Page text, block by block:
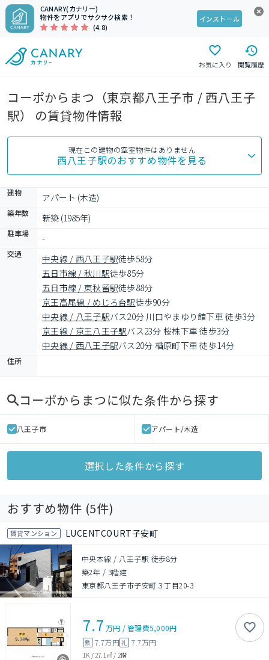
CANARY(カナリー)
物件をアプリでサクサク検索！
(4.8)
インストール
お気に入り 閲覧履歴
コーポからまつ（東京都八王子市 / 西八王子
駅） の賃貸物件情報
現在この建物の空室物件はありません
西八王子駅のおすすめ物件を見る
建物 アパート (木造)
築年数 新築 (1985年)
駐車場 -
交通 中央線 / 西八王子駅徒歩58分
五日市線 / 秋川駅徒歩85分
五日市線 / 東秋留駅徒歩88分
京王高尾線 / めじろ台駅徒歩90分
中央線 / 八王子駅バス20分 川口やまゆり館下車 徒歩3分
京王線 / 京王八王子駅バス23分 桜株下車 徒歩3分
中央線 / 西八王子駅バス20分 楢原町下車 徒歩14分
住所
コーポからまつに似た条件から探す
八王子市 アパート/木造
選択した条件から探す
おすすめ物件 (5件)
賃貸マンション LUCENTCOURT子安町
中央本線 / 八王子駅 徒歩8分
築2年 / 3階建
東京都八王子市子安町３丁目20-3
7.7 万円 /管理費5,000円
敷 7.7万円礼 7.7万円
1K / 27.1㎡ / 2階